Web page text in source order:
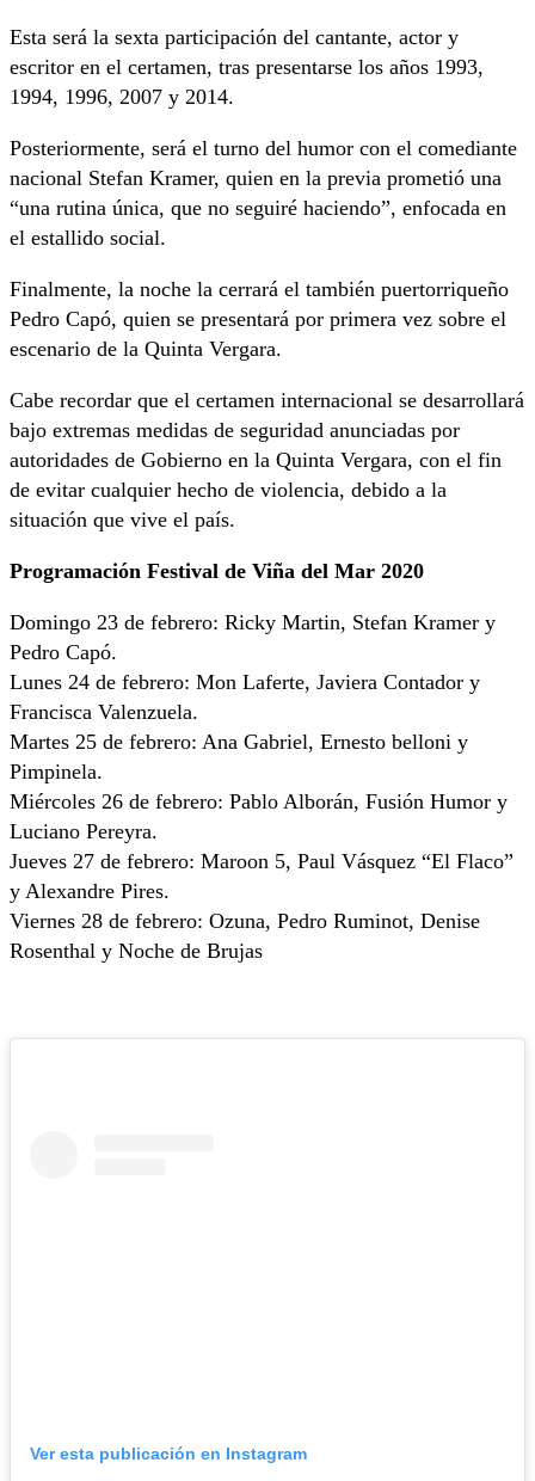
Esta será la sexta participación del cantante, actor y
escritor en el certamen, tras presentarse los años 1993,
1994, 1996, 2007 y 2014.
Posteriormente, será el turno del humor con el comediante
nacional Stefan Kramer, quien en la previa prometió una
“una rutina única, que no seguiré haciendo”, enfocada en
el estallido social.
Finalmente, la noche la cerrará el también puertorriqueño
Pedro Capó, quien se presentará por primera vez sobre el
escenario de la Quinta Vergara.
Cabe recordar que el certamen internacional se desarrollará
bajo extremas medidas de seguridad anunciadas por
autoridades de Gobierno en la Quinta Vergara, con el fin
de evitar cualquier hecho de violencia, debido a la
situación que vive el país.
Programación Festival de Viña del Mar 2020
Domingo 23 de febrero: Ricky Martin, Stefan Kramer y
Pedro Capó.
Lunes 24 de febrero: Mon Laferte, Javiera Contador y
Francisca Valenzuela.
Martes 25 de febrero: Ana Gabriel, Ernesto belloni y
Pimpinela.
Miércoles 26 de febrero: Pablo Alborán, Fusión Humor y
Luciano Pereyra.
Jueves 27 de febrero: Maroon 5, Paul Vásquez “El Flaco”
y Alexandre Pires.
Viernes 28 de febrero: Ozuna, Pedro Ruminot, Denise
Rosenthal y Noche de Brujas
Ver esta publicación en Instagram